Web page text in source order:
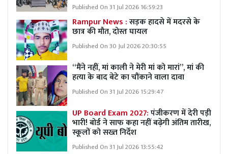
Published On 31 Jul 2026 16:59:23
Rampur News :सड़क हादसे में मदरसे के
छात्र की मौत, दोस्त घायल
Published On 30 Jul 2026 20:30:55
“मैंने नहीं, मां काली ने मेरी मां को मारां”, मां की
हत्या के बाद बेटे का चौंकाने वाला दावा
Published On 31 Jul 2026 15:29:47
UP Board Exam 2027:पंजीकरण में देरी पड़ी
भारी! बोर्ड ने साफ कहा नहीं बढ़ेगी अंतिम तारीख,
स्कूलों को सख्त निर्देश
Published On 31 Jul 2026 13:55:42